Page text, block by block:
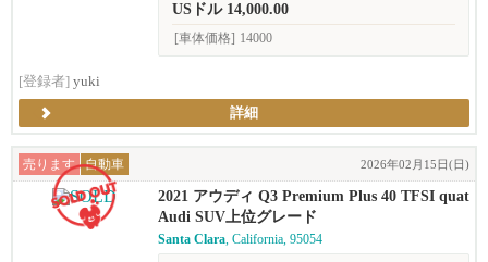
USドル 14,000.00
[車体価格] 14000
[登録者] yuki
詳細
売ります 自動車 2026年02月15日(日)
2021 アウディ Q3 Premium Plus 40 TFSI quat
tro (2.0T)
Audi SUV上位グレード
Santa Clara, California, 95054